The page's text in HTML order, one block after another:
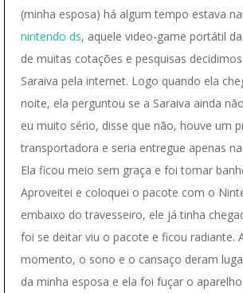
(minha esposa) há algum tempo estava
nintendo ds, aquele video-game portátil
de muitas cotações e pesquisas
Saraiva pela internet. Logo quando ela
noite, ela perguntou se a Saraiva ainda
eu muito sério, disse que não, houve um
transportadora e seria entregue apenas
Ela ficou meio sem graça e foi tomar
Aproveitei e coloquei o pacote com o
embaixo do travesseiro, ele já tinha
foi se deitar viu o pacote e ficou radiante.
momento, o sono e o cansaço deram
da minha esposa e ela foi fuçar o